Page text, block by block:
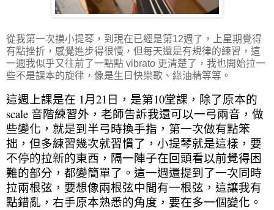
從我第一次摸小提琴，到現在已經是第12週了，上星期覺得
有點挫折，感覺進步得很慢，但每天還是有規律的練習，這
一週我似乎又往前了一點點 vibrato 更清楚了，我也開始拉一
些不是課本的旋律，像是生日快樂歌、綠油精等等。
這週上課是在 1月21日，是第10堂課，除了原本的
scale 音階練習外，老師告訴我還可以一弓兩音，做
些變化，就是到半弓時換手指，第一次做有點笨
拙，但多練習幾次就習慣了，小提琴就是這樣，要
不停的拉新的東西，隔一陣子在回頭看以前覺得困
難的部分，都變簡單了。這一週還提到了一次同時
拉兩根弦，要想像兩根弦中間有一根弦，這讓我有
點錯亂，右手原本熟悉的角度，要在多一個變化。